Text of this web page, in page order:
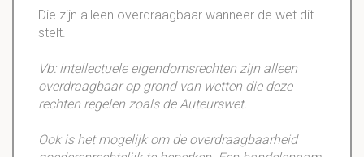
Die zijn alleen overdraagbaar wanneer de wet dit
stelt.
Vb: intellectuele eigendomsrechten zijn alleen
overdraagbaar op grond van wetten die deze
rechten regelen zoals de Auteurswet.
Ook is het mogelijk om de overdraagbaarheid